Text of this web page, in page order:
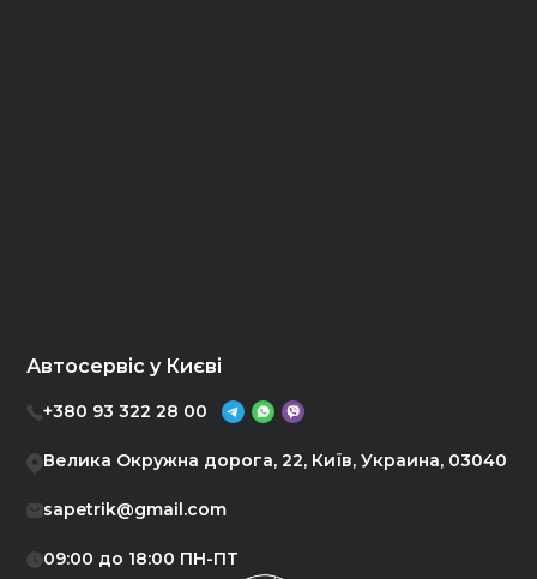
Автосервіс у Києві
+380 93 322 28 00
Велика Окружна дорога, 22, Київ, Украина, 03040
sapetrik@gmail.com
09:00 до 18:00 ПН-ПТ